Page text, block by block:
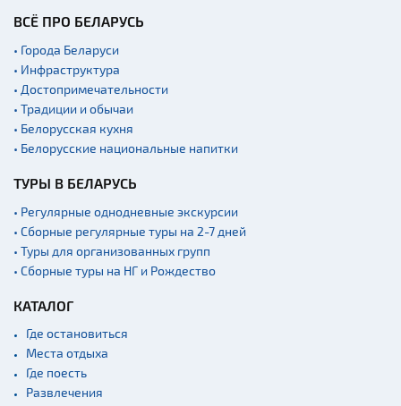
ВСЁ ПРО БЕЛАРУСЬ
• Города Беларуси
• Инфраструктура
• Достопримечательности
• Традиции и обычаи
• Белорусская кухня
• Белорусские национальные напитки
ТУРЫ В БЕЛАРУСЬ
• Регулярные однодневные экскурсии
• Сборные регулярные туры на 2-7 дней
• Туры для организованных групп
• Сборные туры на НГ и Рождество
КАТАЛОГ
Где остановиться
Места отдыха
Где поесть
Развлечения